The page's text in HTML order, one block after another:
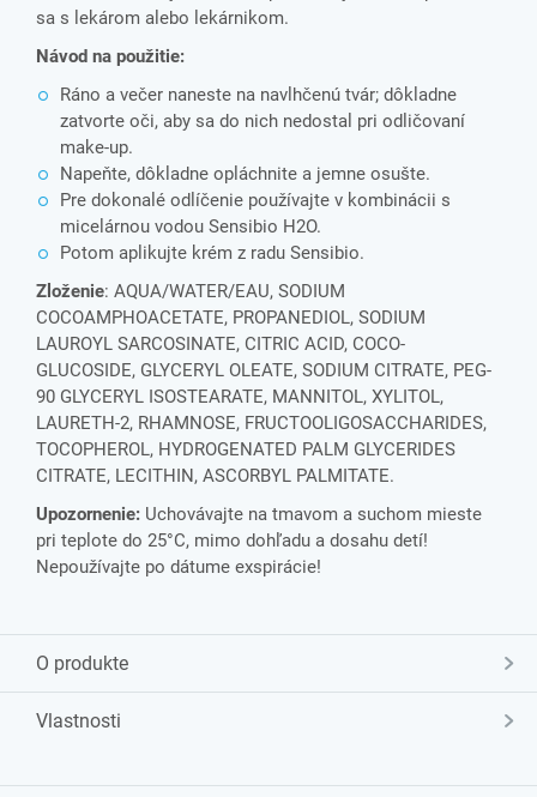
sa s lekárom alebo lekárnikom.
Návod na použitie:
Ráno a večer naneste na navlhčenú tvár; dôkladne
zatvorte oči, aby sa do nich nedostal pri odličovaní
make-up.
Napeňte, dôkladne opláchnite a jemne osušte.
Pre dokonalé odlíčenie používajte v kombinácii s
micelárnou vodou Sensibio H2O.
Potom aplikujte krém z radu Sensibio.
Zloženie: AQUA/WATER/EAU, SODIUM
COCOAMPHOACETATE, PROPANEDIOL, SODIUM
LAUROYL SARCOSINATE, CITRIC ACID, COCO-
GLUCOSIDE, GLYCERYL OLEATE, SODIUM CITRATE, PEG-
90 GLYCERYL ISOSTEARATE, MANNITOL, XYLITOL,
LAURETH-2, RHAMNOSE, FRUCTOOLIGOSACCHARIDES,
TOCOPHEROL, HYDROGENATED PALM GLYCERIDES
CITRATE, LECITHIN, ASCORBYL PALMITATE.
Upozornenie: Uchovávajte na tmavom a suchom mieste
pri teplote do 25°C, mimo dohľadu a dosahu detí!
Nepoužívajte po dátume exspirácie!
O produkte
Vlastnosti